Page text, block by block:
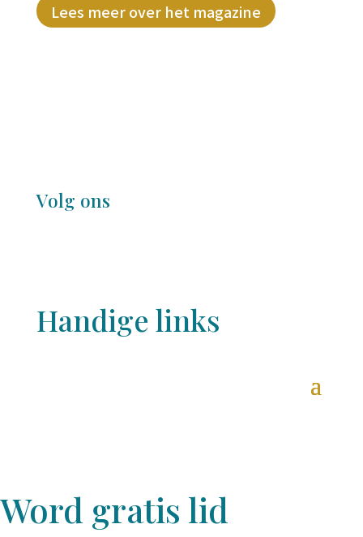
Lees meer over het magazine
Volg ons
Handige links
Word gratis lid